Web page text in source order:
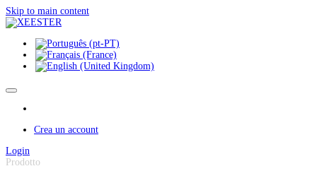
Skip to main content
Crea un account
Login
Prodotto
Pannello di gestione dei cookies